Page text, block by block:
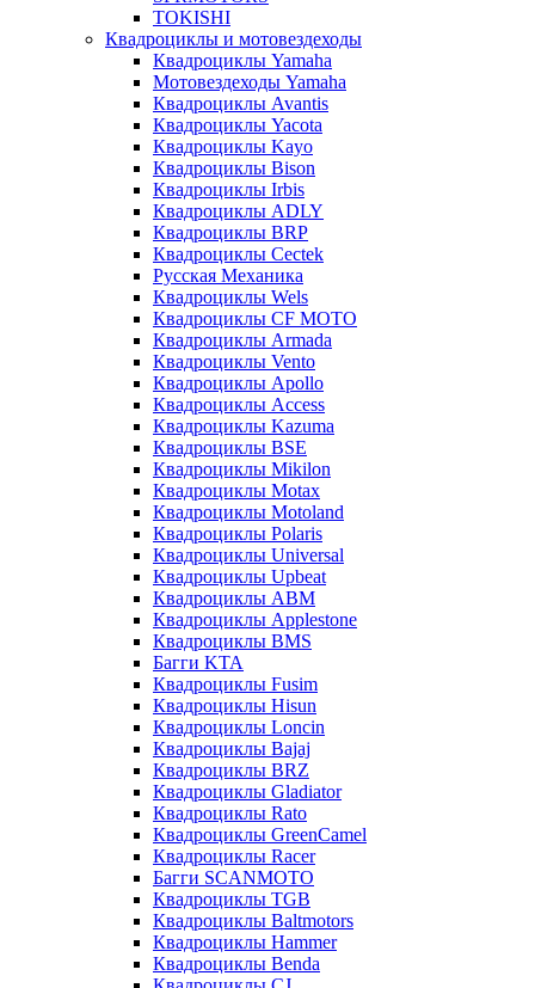
TOKISHI
Квадроциклы и мотовездеходы
Квадроциклы Yamaha
Мотовездеходы Yamaha
Квадроциклы Avantis
Квадроциклы Yacota
Квадроциклы Kayo
Квадроциклы Bison
Квадроциклы Irbis
Квадроциклы ADLY
Квадроциклы BRP
Квадроциклы Cectek
Русская Механика
Квадроциклы Wels
Квадроциклы CF MOTO
Квадроциклы Armada
Квадроциклы Vento
Квадроциклы Apollo
Квадроциклы Access
Квадроциклы Kazuma
Квадроциклы BSE
Квадроциклы Mikilon
Квадроциклы Motax
Квадроциклы Motoland
Квадроциклы Polaris
Квадроциклы Universal
Квадроциклы Upbeat
Квадроциклы ABM
Квадроциклы Applestone
Квадроциклы BMS
Багги KTA
Квадроциклы Fusim
Квадроциклы Hisun
Квадроциклы Loncin
Квадроциклы Bajaj
Квадроциклы BRZ
Квадроциклы Gladiator
Квадроциклы Rato
Квадроциклы GreenCamel
Квадроциклы Racer
Багги SCANMOTO
Квадроциклы TGB
Квадроциклы Baltmotors
Квадроциклы Hammer
Квадроциклы Benda